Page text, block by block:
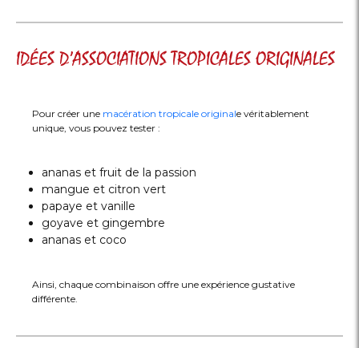
IDÉES D’ASSOCIATIONS TROPICALES ORIGINALES
Pour créer une macération tropicale originale véritablement
unique, vous pouvez tester :
ananas et fruit de la passion
mangue et citron vert
papaye et vanille
goyave et gingembre
ananas et coco
Ainsi, chaque combinaison offre une expérience gustative
différente.